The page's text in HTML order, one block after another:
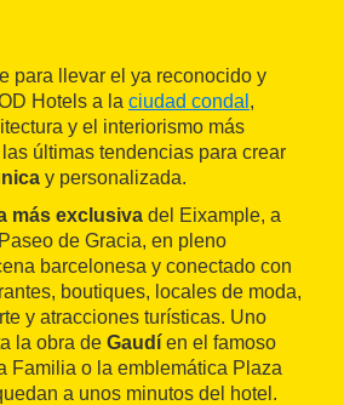
para llevar el ya reconocido y
Hotels a la ciudad condal ,
y el interiorismo más
últimas tendencias para crear
y personalizada.
más exclusiva del Eixample, a
de Gracia, en pleno
barcelonesa y conectado con
boutiques, locales de moda,
y atracciones turísticas. Uno
la obra de Gaudí en el famoso
Familia o la emblemática Plaza
a unos minutos del hotel.